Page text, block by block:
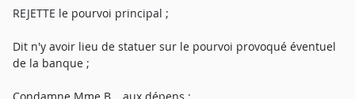
REJETTE le pourvoi principal ;
Dit n'y avoir lieu de statuer sur le pourvoi provoqué éventuel
de la banque ;